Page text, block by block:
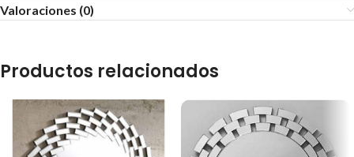
Valoraciones (0)
Productos relacionados